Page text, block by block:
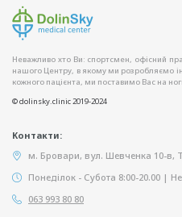
Неважливо хто Ви: спортсмен, офісний
нашого Центру, в якому ми розробляємо
кожного пацієнта, ми поставимо Вас на
© dolinsky.clinic 2019-2024
Контакти:
м. Бровари, вул. Шевченка 10-в,
Понеділок - Субота 8:00-20.00 |
063 993 80 80